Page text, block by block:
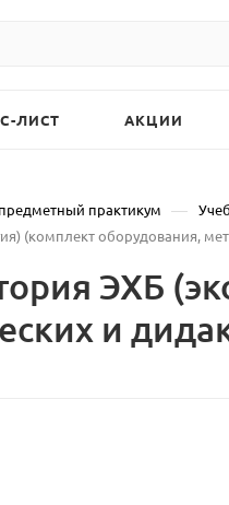
ЛИСТ АКЦИИ
практикум —
(комплект оборудования,
ЭХБ
и